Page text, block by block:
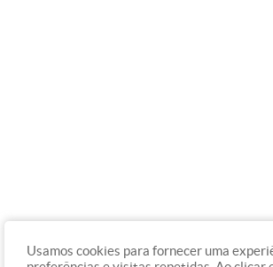
Usamos cookies para fornecer uma